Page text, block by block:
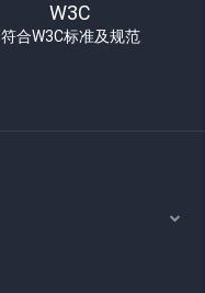
W3C
符合W3C标准及规范